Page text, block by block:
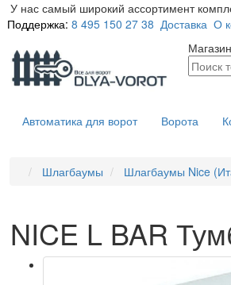
У нас самый широкий ассортимент
Поддержка: 8 495 150 27 38 Доставка О
Автоматика для ворот Ворота
Шлагбаумы Шлагбаумы Nice
NICE L BAR